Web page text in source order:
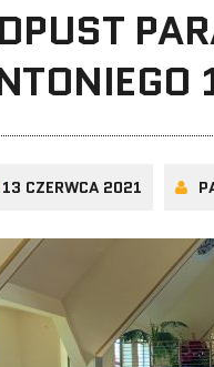
13 CZERWCA 2021